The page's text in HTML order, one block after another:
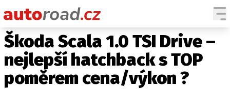
AUTA
TESTY AUT
NOVINKY
Škoda Scala 1.0 TSI Drive –
nejlepší hatchback s TOP
poměrem cena/výkon ?